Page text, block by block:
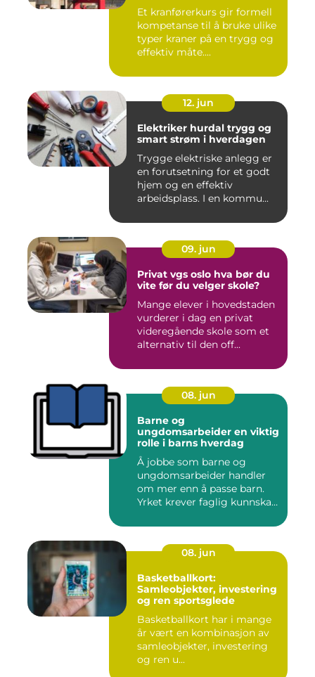
Et kranførerkurs gir formell
kompetanse til å bruke ulike
typer kraner på en trygg og
effektiv måte....
12. jun
Elektriker hurdal trygg og
smart strøm i hverdagen
Trygge elektriske anlegg er
en forutsetning for et godt
hjem og en effektiv
arbeidsplass. I en kommu...
09. jun
Privat vgs oslo hva bør du
vite før du velger skole?
Mange elever i hovedstaden
vurderer i dag en privat
videregående skole som et
alternativ til den off...
08. jun
Barne og
ungdomsarbeider en viktig
rolle i barns hverdag
Å jobbe som barne og
ungdomsarbeider handler
om mer enn å passe barn.
Yrket krever faglig kunnskap,
08. jun
Basketballkort:
Samleobjekter, investering
og ren sportsglede
Basketballkort har i mange
år vært en kombinasjon av
samleobjekter, investering
og ren u...